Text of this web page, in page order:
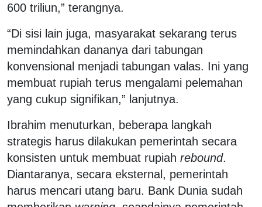
600 triliun,” terangnya.
“Di sisi lain juga, masyarakat sekarang terus
memindahkan dananya dari tabungan
konvensional menjadi tabungan valas. Ini yang
membuat rupiah terus mengalami pelemahan
yang cukup signifikan,” lanjutnya.
Ibrahim menuturkan, beberapa langkah
strategis harus dilakukan pemerintah secara
konsisten untuk membuat rupiah rebound.
Diantaranya, secara eksternal, pemerintah
harus mencari utang baru. Bank Dunia sudah